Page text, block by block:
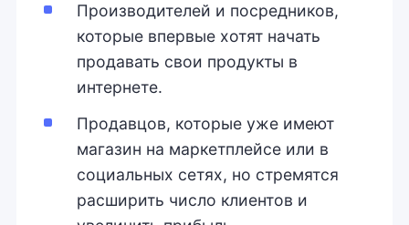
Производителей и посредников,
которые впервые хотят начать
продавать свои продукты в
интернете.
Продавцов, которые уже имеют
магазин на маркетплейсе или в
социальных сетях, но стремятся
расширить число клиентов и